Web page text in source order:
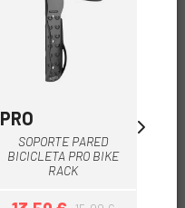
PRO
SOPORTE PARED
BICICLETA PRO BIKE
RACK